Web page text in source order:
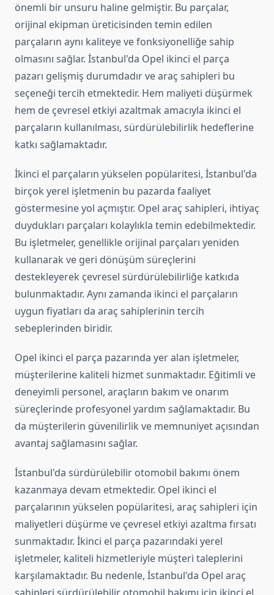
önemli bir unsuru haline gelmiştir. Bu parçalar,
orijinal ekipman üreticisinden temin edilen
parçaların aynı kaliteye ve fonksiyonelliğe sahip
olmasını sağlar. İstanbul'da Opel ikinci el parça
pazarı gelişmiş durumdadır ve araç sahipleri bu
seçeneği tercih etmektedir. Hem maliyeti düşürmek
hem de çevresel etkiyi azaltmak amacıyla ikinci el
parçaların kullanılması, sürdürülebilirlik hedeflerine
katkı sağlamaktadır.
İkinci el parçaların yükselen popülaritesi, İstanbul'da
birçok yerel işletmenin bu pazarda faaliyet
göstermesine yol açmıştır. Opel araç sahipleri, ihtiyaç
duydukları parçaları kolaylıkla temin edebilmektedir.
Bu işletmeler, genellikle orijinal parçaları yeniden
kullanarak ve geri dönüşüm süreçlerini
destekleyerek çevresel sürdürülebilirliğe katkıda
bulunmaktadır. Aynı zamanda ikinci el parçaların
uygun fiyatları da araç sahiplerinin tercih
sebeplerinden biridir.
Opel ikinci el parça pazarında yer alan işletmeler,
müşterilerine kaliteli hizmet sunmaktadır. Eğitimli ve
deneyimli personel, araçların bakım ve onarım
süreçlerinde profesyonel yardım sağlamaktadır. Bu
da müşterilerin güvenilirlik ve memnuniyet açısından
avantaj sağlamasını sağlar.
İstanbul'da sürdürülebilir otomobil bakımı önem
kazanmaya devam etmektedir. Opel ikinci el
parçalarının yükselen popülaritesi, araç sahipleri için
maliyetleri düşürme ve çevresel etkiyi azaltma fırsatı
sunmaktadır. İkinci el parça pazarındaki yerel
işletmeler, kaliteli hizmetleriyle müşteri taleplerini
karşılamaktadır. Bu nedenle, İstanbul'da Opel araç